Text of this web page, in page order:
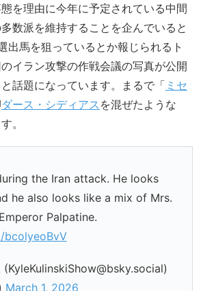
を理由に今年に予定されている中間
数派を維持することを企んでいると
出馬を狙っているとか報じられるト
イラン攻撃の作戦会議の写真が公開
話題になっています。まるで「 ミセ
ダース・シディアス を混ぜたような
。
the Iran attack. He looks
he also looks like a mix of Mrs.
Palpatine.
bcolyeoBvV
March 1, 2026